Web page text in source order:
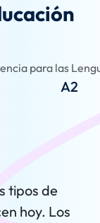
para las
A2
tipos de
hoy. Los